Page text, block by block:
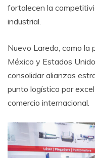
fortalecen la
industrial.
Nuevo Laredo, como la
México y Estados
consolidar alianzas
punto logístico por
comercio internacional.